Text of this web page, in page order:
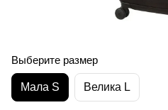
Выберите размер
Мала S Велика L